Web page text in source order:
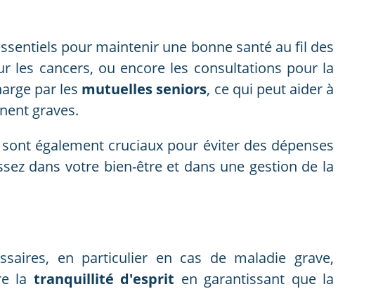
pour maintenir une bonne santé au fil des
les cancers, ou encore les consultations pour la
par les mutuelles seniors, ce qui peut aider à
graves.
également cruciaux pour éviter des dépenses
dans votre bien-être et dans une gestion de la
en particulier en cas de maladie grave,
la tranquillité d'esprit en garantissant que la